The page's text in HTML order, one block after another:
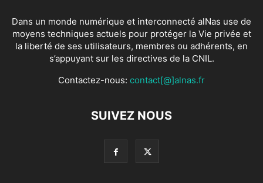
Dans un monde numérique et interconnecté alNas use de
moyens techniques actuels pour protéger la Vie privée et
la liberté de ses utilisateurs, membres ou adhérents, en
s’appuyant sur les directives de la CNIL.
Contactez-nous: contact[@]alnas.fr
SUIVEZ NOUS